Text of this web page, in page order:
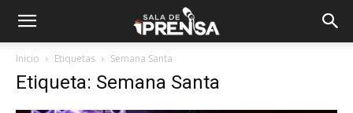
Inicio Etiquetas Semana Santa
Etiqueta: Semana Santa